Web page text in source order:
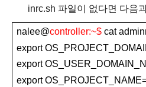
inrc.sh 파일이 없다면 다음
nalee@controller:~$cat
export
export
export